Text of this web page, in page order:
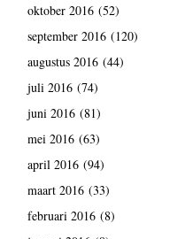
oktober 2016(52)
september 2016(120)
augustus 2016(44)
juli 2016(74)
juni 2016(81)
mei 2016(63)
april 2016(94)
maart 2016(33)
februari 2016(8)